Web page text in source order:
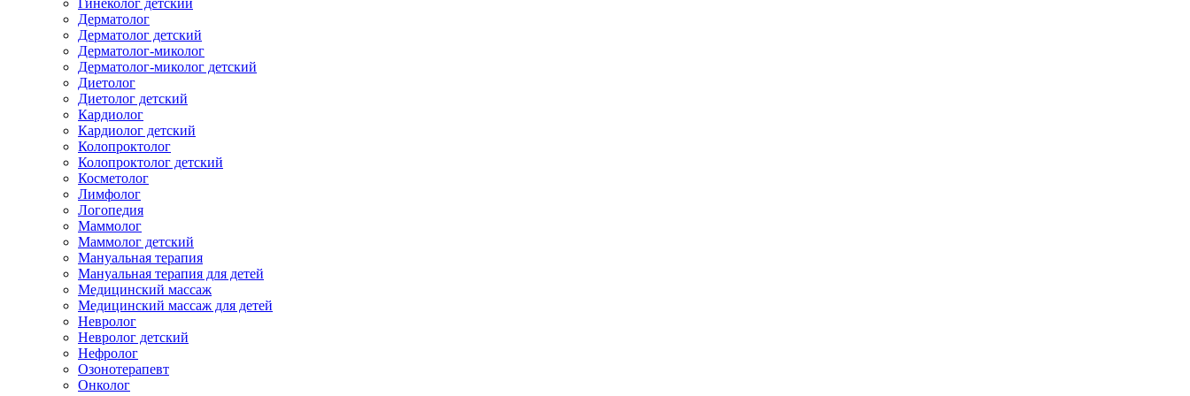
Гинеколог детский
Дерматолог
Дерматолог детский
Дерматолог-миколог
Дерматолог-миколог детский
Диетолог
Диетолог детский
Кардиолог
Кардиолог детский
Колопроктолог
Колопроктолог детский
Косметолог
Лимфолог
Логопедия
Маммолог
Маммолог детский
Мануальная терапия
Мануальная терапия для детей
Медицинский массаж
Медицинский массаж для детей
Невролог
Невролог детский
Нефролог
Озонотерапевт
Онколог